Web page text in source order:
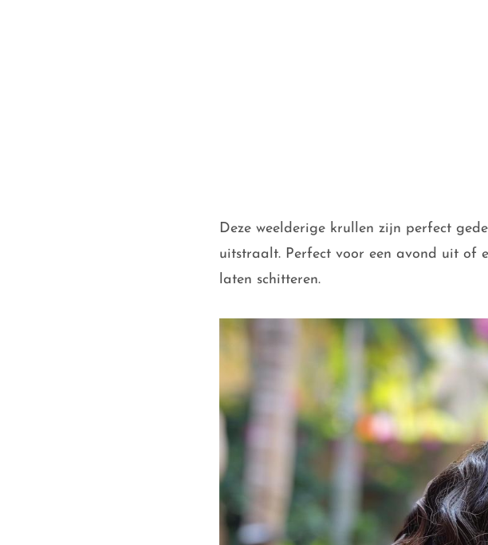
Deze weelderige krullen zijn perfect
uitstraalt. Perfect voor een avond uit of
laten schitteren.